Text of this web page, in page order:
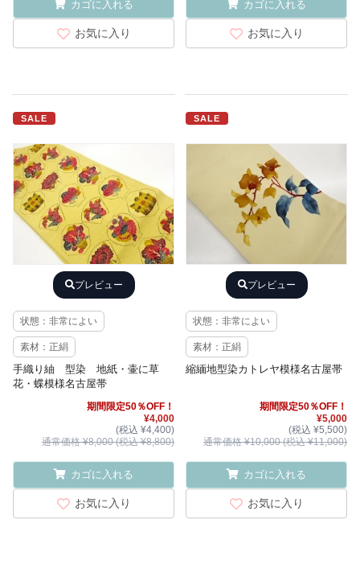
カゴに入れる
お気に入り
カゴに入れる
お気に入り
SALE
プレビュー
状態：非常によい
素材：正絹
手織り紬 型染 地紙・壷に草
花・蝶模様名古屋帯
期間限定50％OFF！
¥4,000
(税込 ¥4,400)
通常価格 ¥8,000 (税込 ¥8,800)
カゴに入れる
お気に入り
SALE
プレビュー
状態：非常によい
素材：正絹
縮緬地型染カトレヤ模様名古屋帯
期間限定50％OFF！
¥5,000
(税込 ¥5,500)
通常価格 ¥10,000 (税込 ¥11,000)
カゴに入れる
お気に入り